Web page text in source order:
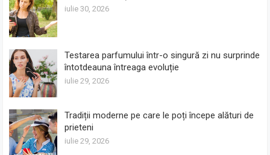
iulie 30, 2026
Testarea parfumului într-o singură zi nu surprinde
întotdeauna întreaga evoluție
iulie 29, 2026
Tradiții moderne pe care le poți începe alături de
prieteni
iulie 29, 2026